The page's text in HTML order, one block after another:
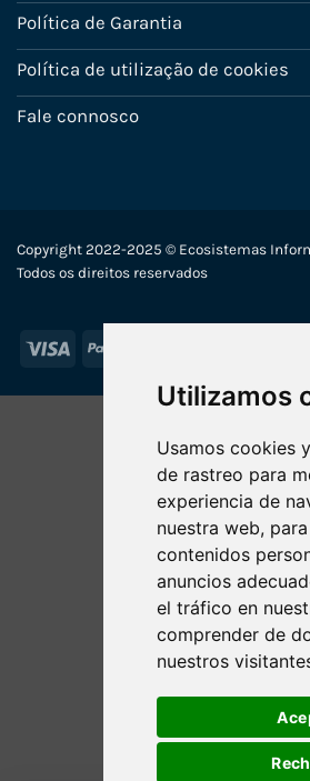
Utilizamos
Usamos cookies
de rastreo para
experiencia de
nuestra web,
contenidos
anuncios
el tráfico en
comprender de
nuestros
Política de Garantia
Política de utilização de cookies
Fale connosco
Copyright 2022-2025 © Ecosistemas
Todos os direitos reservados
Visa